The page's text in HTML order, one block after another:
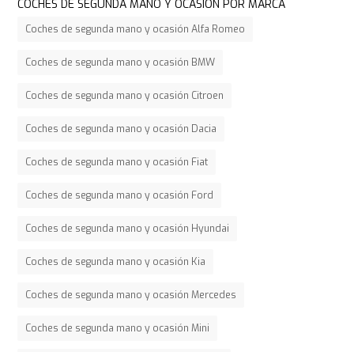
COCHES DE SEGUNDA MANO Y OCASIÓN POR MARCA
Coches de segunda mano y ocasión Alfa Romeo
Coches de segunda mano y ocasión BMW
Coches de segunda mano y ocasión Citroen
Coches de segunda mano y ocasión Dacia
Coches de segunda mano y ocasión Fiat
Coches de segunda mano y ocasión Ford
Coches de segunda mano y ocasión Hyundai
Coches de segunda mano y ocasión Kia
Coches de segunda mano y ocasión Mercedes
Coches de segunda mano y ocasión Mini